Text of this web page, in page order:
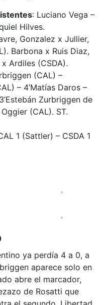
: Luciano Vega –
Hilves.
Gonzalez x Jullier,
Barbona x Ruis Diaz,
Ardiles (CSDA).
(CAL) –
– 4’Matías Daros –
Zurbriggen de
(CAL). ST.
1 (Sattler) – CSDA 1
ya perdía 4 a 0, a
aparece solo en
abre el marcador,
de Rosatti que